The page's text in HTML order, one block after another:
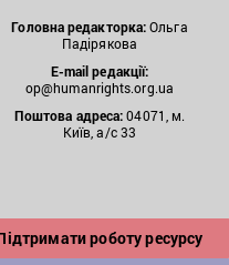
Головна редакторка:Ольга
Падірякова
E-mail редакції:
op@humanrights.org.ua
Поштова адреса:04071, м.
Київ, а/с 33
роботу ресурсу